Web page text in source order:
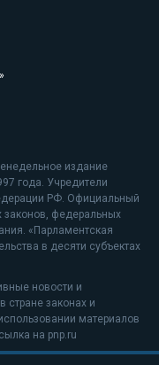
издание
года. Учредители
РФ. Официальный
законов, федеральных
«Парламентская
в десяти субъектах
новости и
законах и
материалов
на pnp.ru